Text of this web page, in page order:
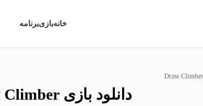
خانهبازیبرنامه
دانلود بازی Draw Climber